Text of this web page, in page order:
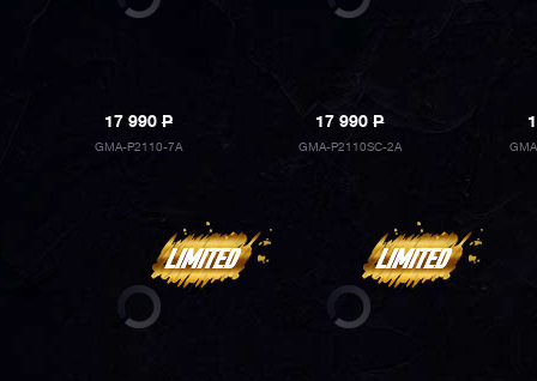
17 990P
GMA-P2110-7A
17 990P
GMA-P2110SC-2A